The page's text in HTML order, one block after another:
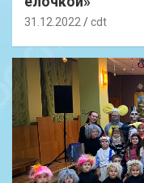
31.12.2022 cdt